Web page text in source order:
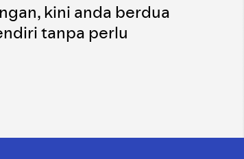
kini anda berdua
tanpa perlu